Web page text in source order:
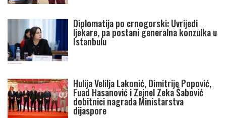
Diplomatija po crnogorski: Uvrijedi
ljekare, pa postani generalna konzulka u
Istanbulu
Hulija Velilja Lakonić, Dimitrije Popović,
Fuad Hasanović i Zejnel Zeka Šabović
dobitnici nagrada Ministarstva
dijaspore